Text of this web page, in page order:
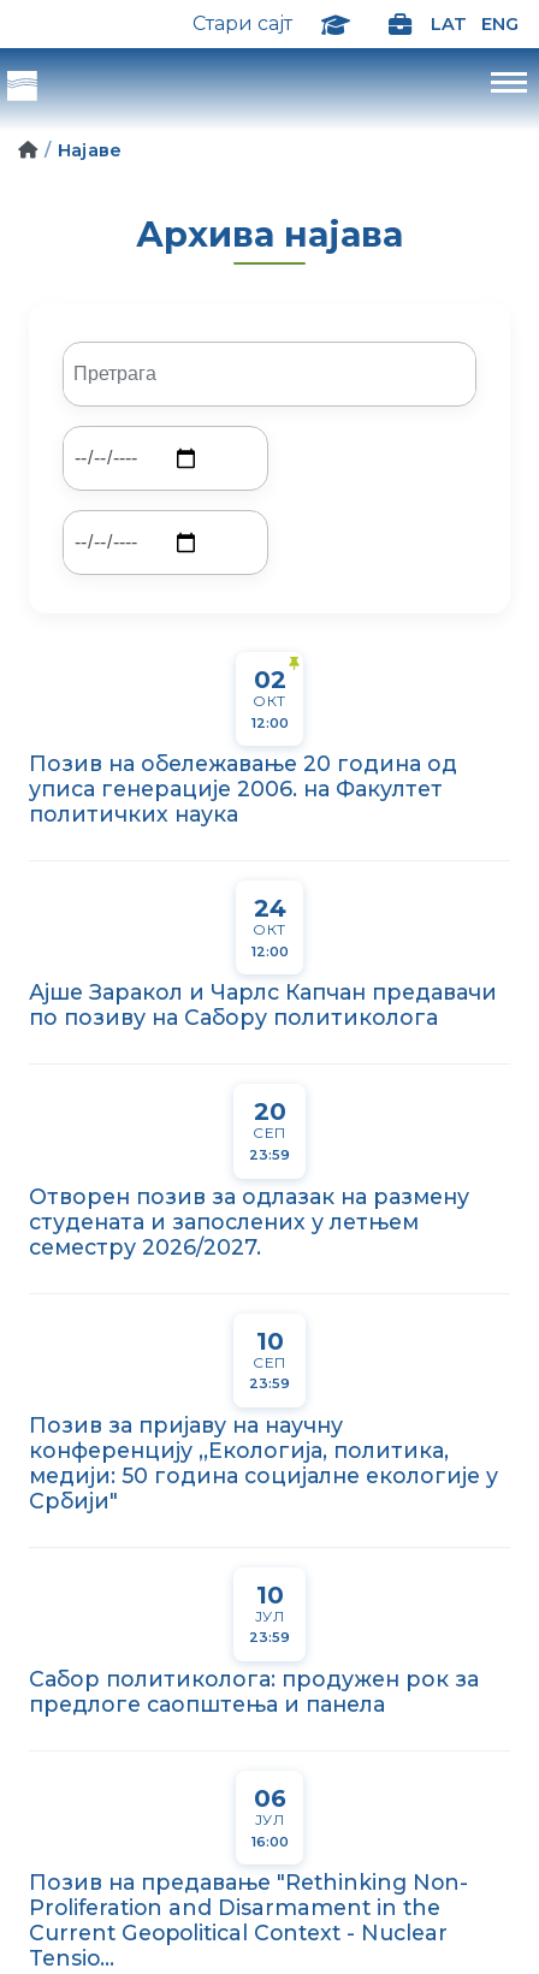
Стари сајт LAT ENG
Најаве
Архива најава
02
ОКТ
12:00
Позив на обележавање 20 година од
уписа генерације 2006. на Факултет
политичких наука
24
ОКТ
12:00
Ајше Заракол и Чарлс Капчан предавачи
по позиву на Сабору политиколога
20
СЕП
23:59
Отворен позив за одлазак на размену
студената и запослених у летњем
семестру 2026/2027.
10
СЕП
23:59
Позив за пријаву на научну
конференцију ,,Екологија, политика,
медији: 50 година социјалне екологије у
Србији"
10
ЈУЛ
23:59
Сабор политиколога: продужен рок за
предлоге саопштења и панела
06
ЈУЛ
16:00
Позив на предавање "Rethinking Non-
Proliferation and Disarmament in the
Current Geopolitical Context - Nuclear
Tensio...